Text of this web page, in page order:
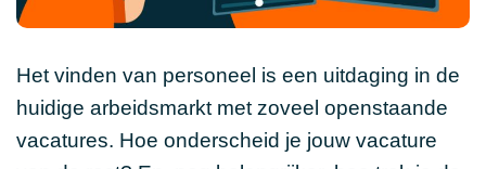
Het vinden van personeel is een uitdaging in de
huidige arbeidsmarkt met zoveel openstaande
vacatures. Hoe onderscheid je jouw vacature